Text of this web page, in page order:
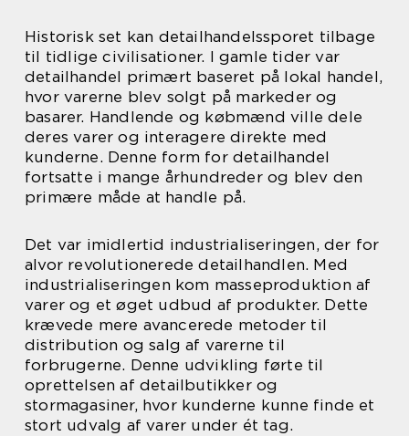
Historisk set kan detailhandelssporet tilbage
til tidlige civilisationer. I gamle tider var
detailhandel primært baseret på lokal handel,
hvor varerne blev solgt på markeder og
basarer. Handlende og købmænd ville dele
deres varer og interagere direkte med
kunderne. Denne form for detailhandel
fortsatte i mange århundreder og blev den
primære måde at handle på.
Det var imidlertid industrialiseringen, der for
alvor revolutionerede detailhandlen. Med
industrialiseringen kom masseproduktion af
varer og et øget udbud af produkter. Dette
krævede mere avancerede metoder til
distribution og salg af varerne til
forbrugerne. Denne udvikling førte til
oprettelsen af detailbutikker og
stormagasiner, hvor kunderne kunne finde et
stort udvalg af varer under ét tag.